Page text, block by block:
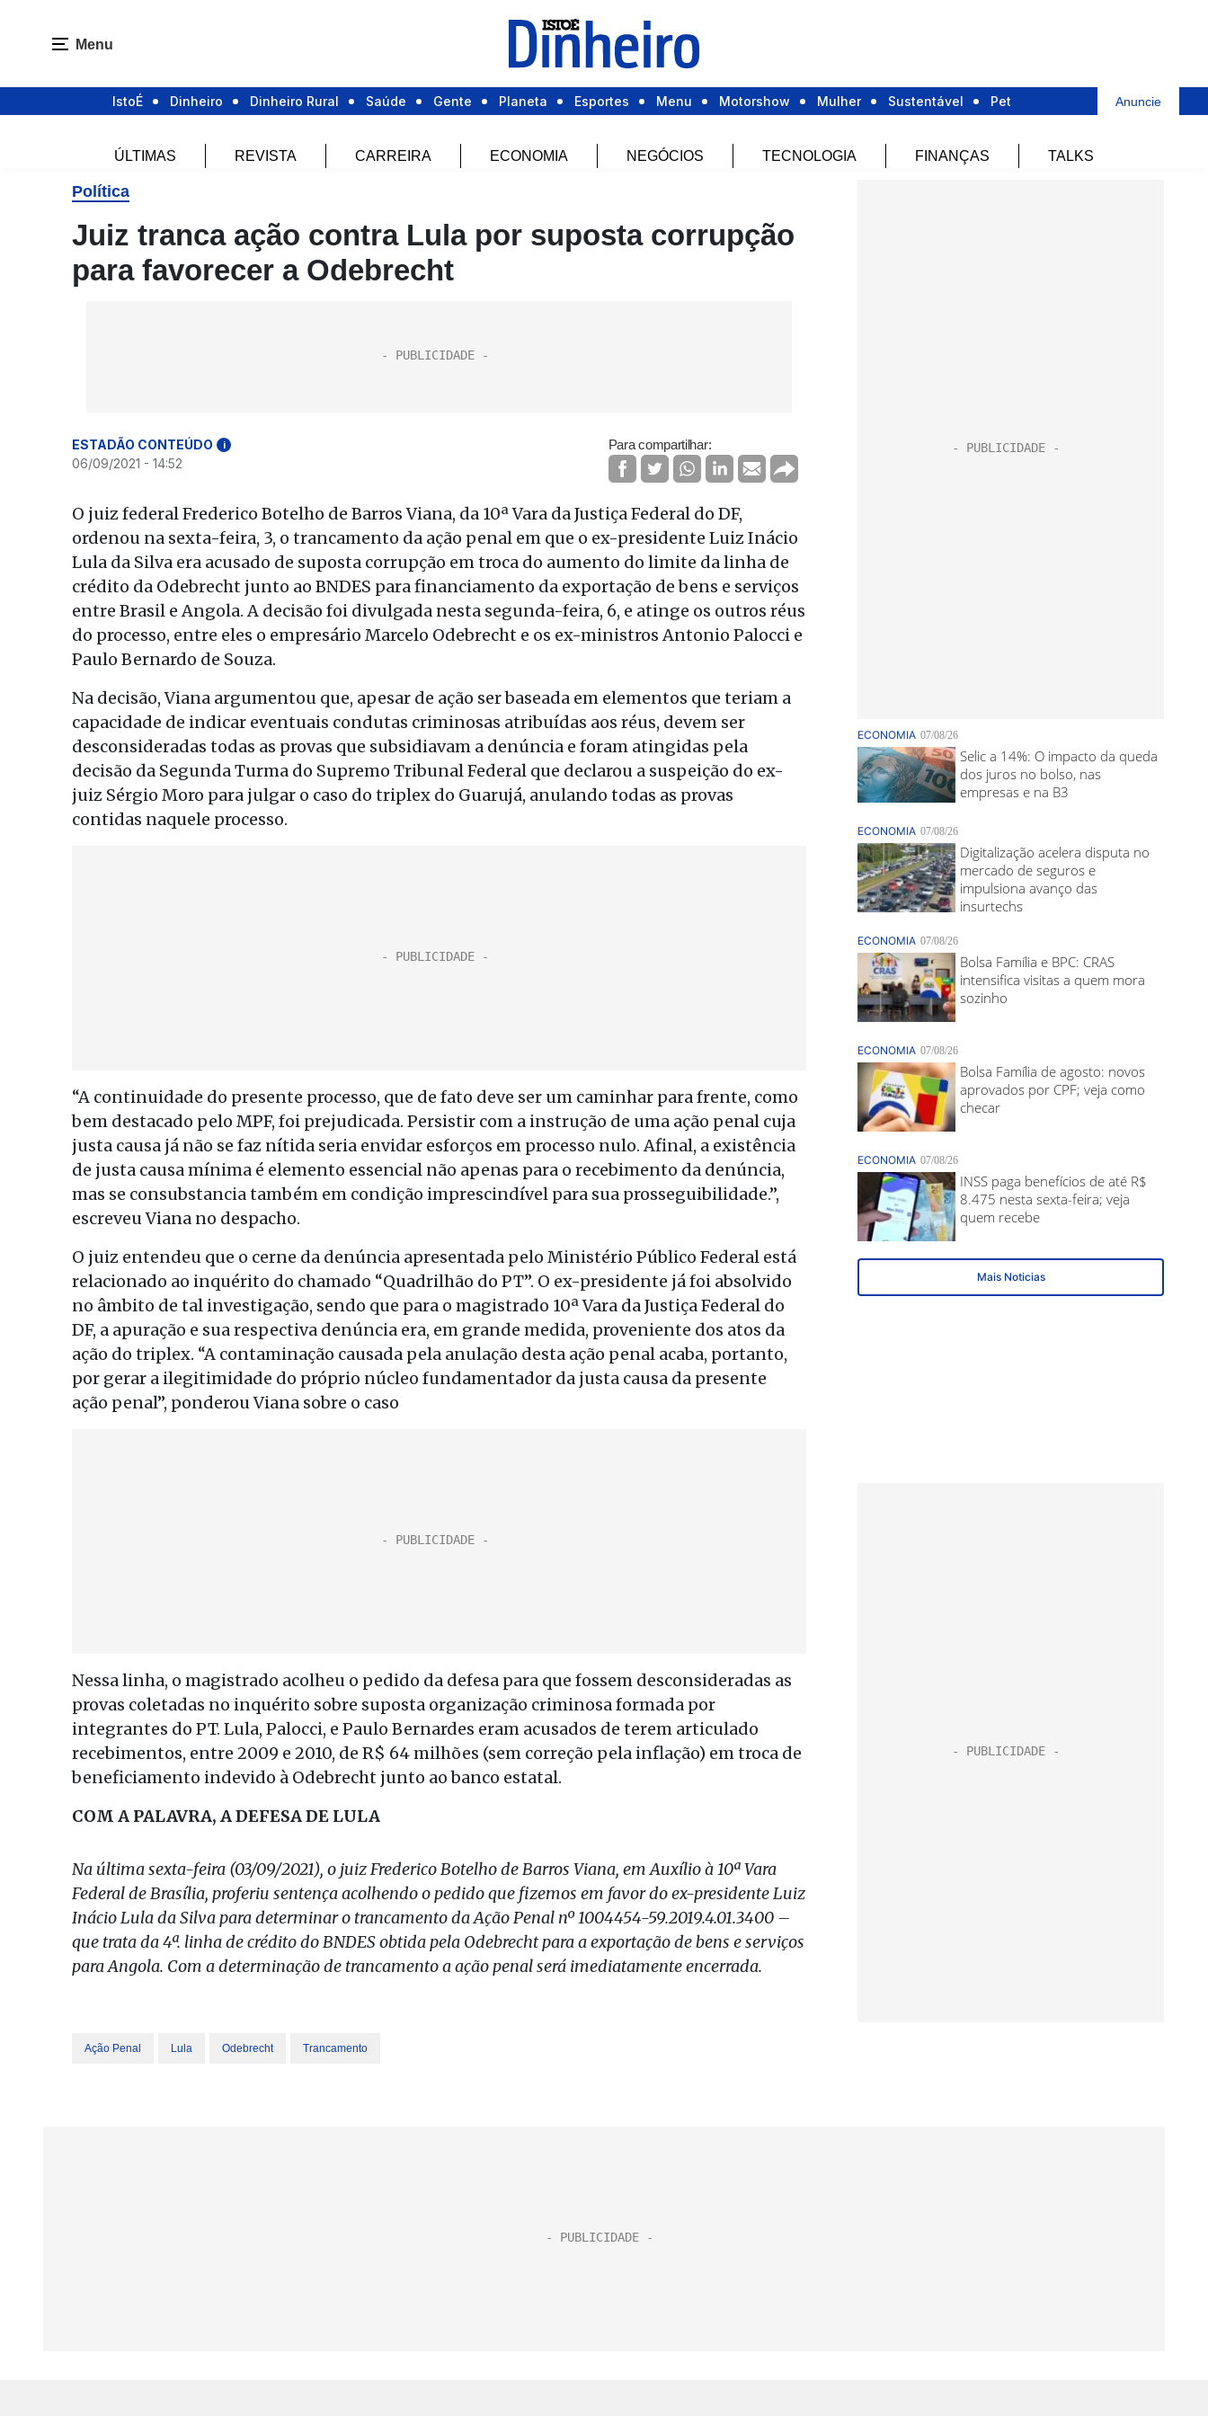
Menu
IstoÉ Dinheiro Dinheiro Rural Saúde Gente Planeta Esportes Menu Motorshow Mulher Sustentável Pet Anuncie
ÚLTIMAS REVISTA CARREIRA ECONOMIA NEGÓCIOS TECNOLOGIA FINANÇAS TALKS
Política
Juiz tranca ação contra Lula por suposta corrupção
para favorecer a Odebrecht
ESTADÃO CONTEÚDO i
06/09/2021 - 14:52
Para compartilhar:
O juiz federal Frederico Botelho de Barros Viana, da 10ª Vara da Justiça Federal do DF,
ordenou na sexta-feira, 3, o trancamento da ação penal em que o ex-presidente Luiz Inácio
Lula da Silva era acusado de suposta corrupção em troca do aumento do limite da linha de
crédito da Odebrecht junto ao BNDES para financiamento da exportação de bens e serviços
entre Brasil e Angola. A decisão foi divulgada nesta segunda-feira, 6, e atinge os outros réus
do processo, entre eles o empresário Marcelo Odebrecht e os ex-ministros Antonio Palocci e
Paulo Bernardo de Souza.
Na decisão, Viana argumentou que, apesar de ação ser baseada em elementos que teriam a
capacidade de indicar eventuais condutas criminosas atribuídas aos réus, devem ser
desconsideradas todas as provas que subsidiavam a denúncia e foram atingidas pela
decisão da Segunda Turma do Supremo Tribunal Federal que declarou a suspeição do ex-
juiz Sérgio Moro para julgar o caso do triplex do Guarujá, anulando todas as provas
contidas naquele processo.
“A continuidade do presente processo, que de fato deve ser um caminhar para frente, como
bem destacado pelo MPF, foi prejudicada. Persistir com a instrução de uma ação penal cuja
justa causa já não se faz nítida seria envidar esforços em processo nulo. Afinal, a existência
de justa causa mínima é elemento essencial não apenas para o recebimento da denúncia,
mas se consubstancia também em condição imprescindível para sua prosseguibilidade.”,
escreveu Viana no despacho.
O juiz entendeu que o cerne da denúncia apresentada pelo Ministério Público Federal está
relacionado ao inquérito do chamado “Quadrilhão do PT”. O ex-presidente já foi absolvido
no âmbito de tal investigação, sendo que para o magistrado 10ª Vara da Justiça Federal do
DF, a apuração e sua respectiva denúncia era, em grande medida, proveniente dos atos da
ação do triplex. “A contaminação causada pela anulação desta ação penal acaba, portanto,
por gerar a ilegitimidade do próprio núcleo fundamentador da justa causa da presente
ação penal”, ponderou Viana sobre o caso
Nessa linha, o magistrado acolheu o pedido da defesa para que fossem desconsideradas as
provas coletadas no inquérito sobre suposta organização criminosa formada por
integrantes do PT. Lula, Palocci, e Paulo Bernardes eram acusados de terem articulado
recebimentos, entre 2009 e 2010, de R$ 64 milhões (sem correção pela inflação) em troca de
beneficiamento indevido à Odebrecht junto ao banco estatal.
COM A PALAVRA, A DEFESA DE LULA
Na última sexta-feira (03/09/2021), o juiz Frederico Botelho de Barros Viana, em Auxílio à 10ª Vara
Federal de Brasília, proferiu sentença acolhendo o pedido que fizemos em favor do ex-presidente Luiz
Inácio Lula da Silva para determinar o trancamento da Ação Penal nº 1004454-59.2019.4.01.3400 –
que trata da 4ª. linha de crédito do BNDES obtida pela Odebrecht para a exportação de bens e serviços
para Angola. Com a determinação de trancamento a ação penal será imediatamente encerrada.
Ação Penal Lula Odebrecht Trancamento